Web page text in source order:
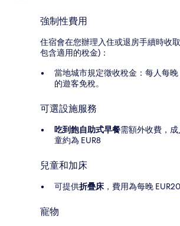
強制性費用
住宿會在您辦理入住或退房手續時收
包含適用的稅金)：
當地城市規定徵收稅金：每人每晚
的遊客免稅。
可選設施服務
吃到飽自助式早餐需額外收費，成
童約為 EUR8
兒童和加床
可提供折疊床 ，費用為每晚
寵物